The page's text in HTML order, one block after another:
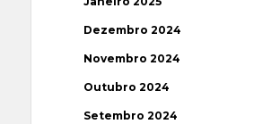
Dezembro 2024
Novembro 2024
Outubro 2024
Setembro 2024